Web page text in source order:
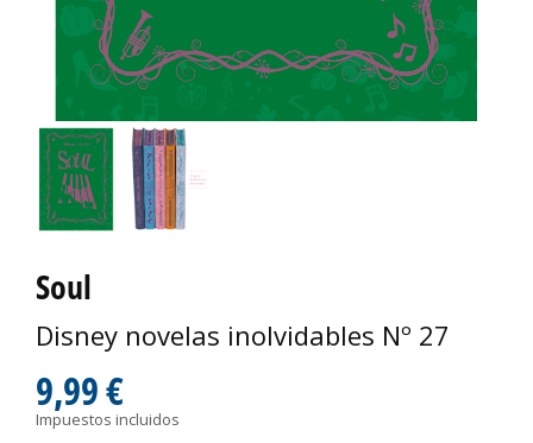
Soul
Disney novelas inolvidables Nº 27
9,99 €
Impuestos incluidos